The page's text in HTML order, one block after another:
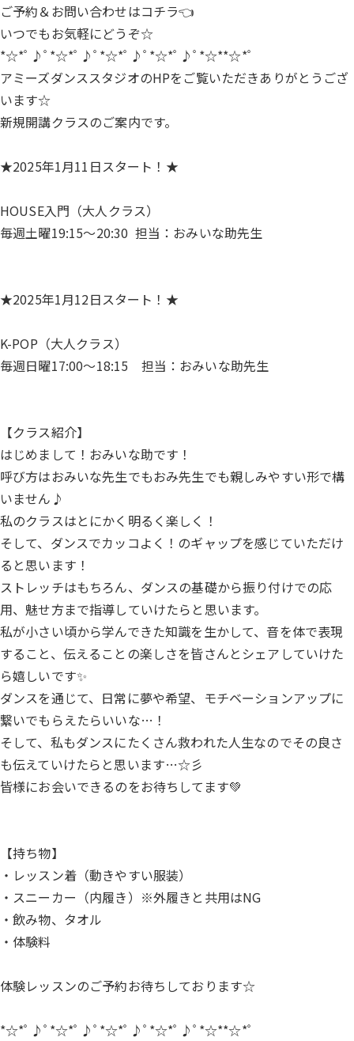
ご予約＆お問い合わせはコチラ👈
いつでもお気軽にどうぞ☆
*☆*ﾟ♪ﾟ*☆*ﾟ♪ﾟ*☆*ﾟ♪ﾟ*☆*ﾟ♪ﾟ*☆**☆*ﾟ
アミーズダンススタジオのHPをご覧いただきありがとうござ
います☆
新規開講クラスのご案内です。
★2025年1月11日スタート！★
HOUSE入門（大人クラス）
毎週土曜19:15～20:30 担当：おみいな助先生
★2025年1月12日スタート！★
K-POP（大人クラス）
毎週日曜17:00〜18:15 担当：おみいな助先生
【クラス紹介】
はじめまして！おみいな助です！
呼び方はおみいな先生でもおみ先生でも親しみやすい形で構
いません♪
私のクラスはとにかく明るく楽しく！
そして、ダンスでカッコよく！のギャップを感じていただけ
ると思います！
ストレッチはもちろん、ダンスの基礎から振り付けでの応
用、魅せ方まで指導していけたらと思います。
私が小さい頃から学んできた知識を生かして、音を体で表現
すること、伝えることの楽しさを皆さんとシェアしていけた
ら嬉しいです✨
ダンスを通じて、日常に夢や希望、モチベーションアップに
繋いでもらえたらいいな…！
そして、私もダンスにたくさん救われた人生なのでその良さ
も伝えていけたらと思います…☆彡
皆様にお会いできるのをお待ちしてます💚
【持ち物】
・レッスン着（動きやすい服装）
・スニーカー（内履き）※外履きと共用はNG
・飲み物、タオル
・体験料
体験レッスンのご予約お待ちしております☆
*☆*ﾟ♪ﾟ*☆*ﾟ♪ﾟ*☆*ﾟ♪ﾟ*☆*ﾟ♪ﾟ*☆**☆*ﾟ